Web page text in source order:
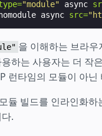
"module" async
async src=
을 이해하는 브라우
하는 사용자는 더 작
런타임의 모듈이 아
듈 빌드를 인라인화
.